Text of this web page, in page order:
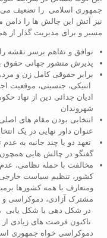
جمهوری اسلامی را تضعیف
نیز آتش این چالش ها را دامن
مسیر و برای مدیریت گذار از
توافق و تفاهم برسر نقشه
پذیرش منشور جهانی حقوق
برابر حقوقی کامل زن و
اتنیکی، جنسیتی، موقعیت
ادیان جدائی دین از نهاد
شهروندان
انتخابی بودن مقام های
عنوان داور نهایی در یک
تعهد دو یا چند جانبه به
گفتگو در چالش هایی
مخالفت با حمله نظامی،
کشور، تنظیم سیاست خارجی
ومتعارف با همه کشورها
مشترک آزادی، دموکراسی
در شکل دهی یا شکل یابی
تاکنون فرصت های زیادی از
دموکراسی خواه جمهوری